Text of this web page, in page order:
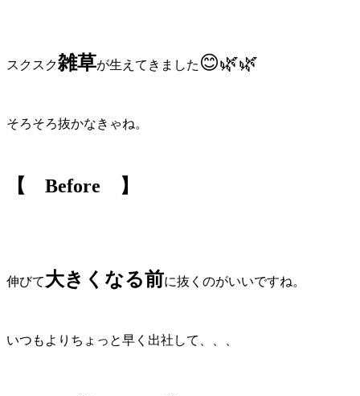
スクスク雑草が生えてきました 😊🌿🌿
そろそろ抜かなきゃね。
【 Before 】
伸びて大きくなる前に抜くのがいいですね。
いつもよりちょっと早く出社して、、、